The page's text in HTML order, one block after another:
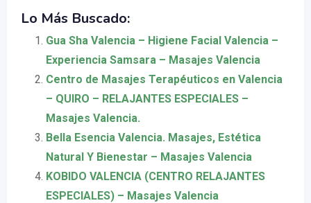
Lo Más Buscado:
Gua Sha Valencia – Higiene Facial Valencia –
Experiencia Samsara – Masajes Valencia
Centro de Masajes Terapéuticos en Valencia
– QUIRO – RELAJANTES ESPECIALES –
Masajes Valencia.
Bella Esencia Valencia. Masajes, Estética
Natural Y Bienestar – Masajes Valencia
KOBIDO VALENCIA (CENTRO RELAJANTES
ESPECIALES) – Masajes Valencia